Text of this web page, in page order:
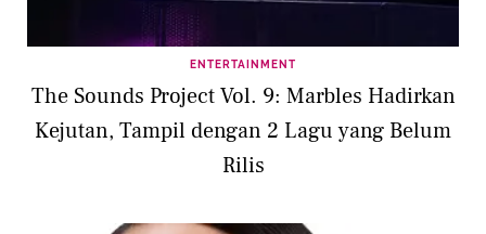
ENTERTAINMENT
The Sounds Project Vol. 9: Marbles Hadirkan
Kejutan, Tampil dengan 2 Lagu yang Belum
Rilis